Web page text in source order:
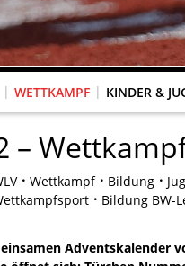
WETTKAMPF KINDER &
–
Wettkampf Bildung
Bildung BW-
Adventskalender